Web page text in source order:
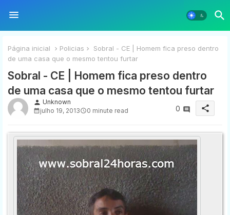
Página inicial Policias
Sobral - CE | Homem fica preso dentro
de uma casa que o mesmo tentou furtar
Sobral - CE | Homem fica preso dentro
de uma casa que o mesmo tentou furtar
person Unknown
julho 19, 2013
0 minute read 0 share